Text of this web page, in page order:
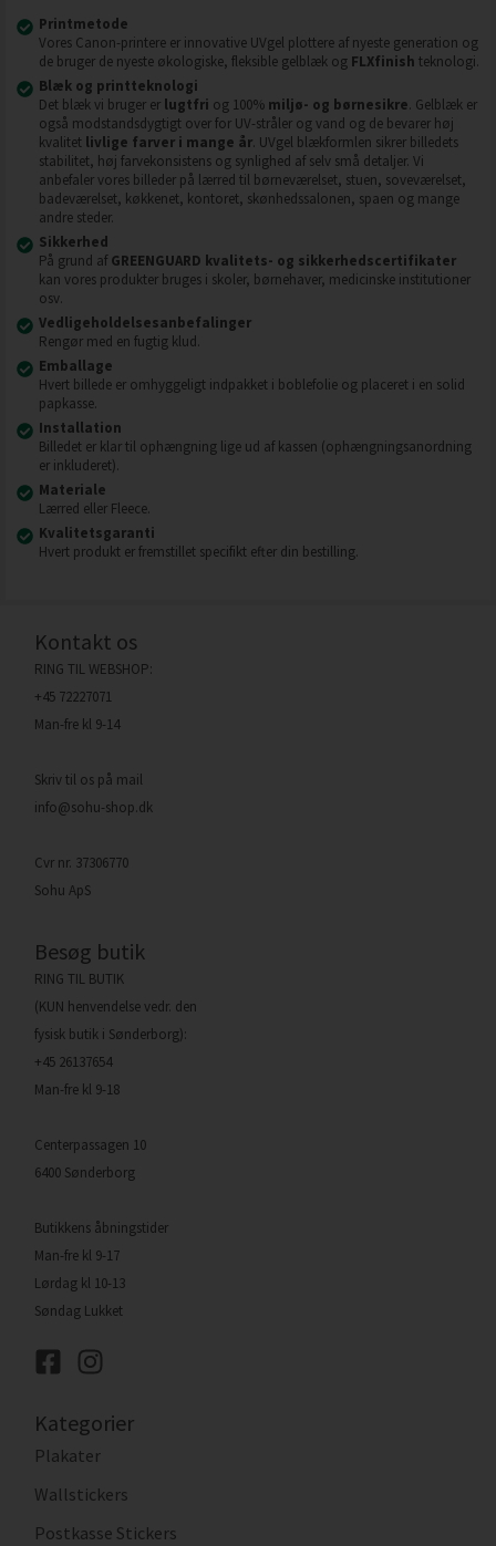
Printmetode
Vores Canon-printere er innovative UVgel plottere af nyeste generation og
de bruger de nyeste økologiske, fleksible gelblæk og FLXfinish teknologi.
Blæk og printteknologi
Det blæk vi bruger er lugtfri og 100% miljø- og børnesikre. Gelblæk er
også modstandsdygtigt over for UV-stråler og vand og de bevarer høj
kvalitet livlige farver i mange år. UVgel blækformlen sikrer billedets
stabilitet, høj farvekonsistens og synlighed af selv små detaljer. Vi
anbefaler vores billeder på lærred til børneværelset, stuen, soveværelset,
badeværelset, køkkenet, kontoret, skønhedssalonen, spaen og mange
andre steder.
Sikkerhed
På grund af GREENGUARD kvalitets- og sikkerhedscertifikater
kan vores produkter bruges i skoler, børnehaver, medicinske institutioner
osv.
Vedligeholdelsesanbefalinger
Rengør med en fugtig klud.
Emballage
Hvert billede er omhyggeligt indpakket i boblefolie og placeret i en solid
papkasse.
Installation
Billedet er klar til ophængning lige ud af kassen (ophængningsanordning
er inkluderet).
Materiale
Lærred eller Fleece.
Kvalitetsgaranti
Hvert produkt er fremstillet specifikt efter din bestilling.
Kontakt os
RING TIL WEBSHOP:
+45 72227071
Man-fre kl 9-14
Skriv til os på mail
info@sohu-shop.dk
Cvr nr. 37306770
Sohu ApS
Besøg butik
RING TIL BUTIK
(KUN henvendelse vedr. den
fysisk butik i Sønderborg):
+45 26137654
Man-fre kl 9-18
Centerpassagen 10
6400 Sønderborg
Butikkens åbningstider
Man-fre kl 9-17
Lørdag kl 10-13
Søndag Lukket
Kategorier
Plakater
Wallstickers
Postkasse Stickers